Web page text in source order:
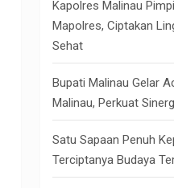
Kapolres Malinau
Mapolres, Ciptakan
Sehat
Bupati Malinau Gelar
Malinau, Perkuat
Satu Sapaan Penuh
Terciptanya Budaya